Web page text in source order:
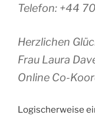
Telefon: +44
Herzlichen
Frau Laura
Online Co-
Logischerweise